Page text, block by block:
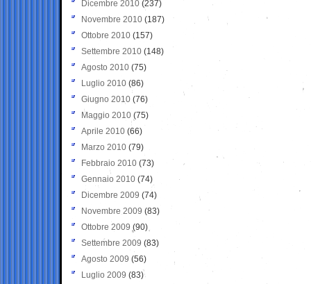
Dicembre 2010 (237)
Novembre 2010 (187)
Ottobre 2010 (157)
Settembre 2010 (148)
Agosto 2010 (75)
Luglio 2010 (86)
Giugno 2010 (76)
Maggio 2010 (75)
Aprile 2010 (66)
Marzo 2010 (79)
Febbraio 2010 (73)
Gennaio 2010 (74)
Dicembre 2009 (74)
Novembre 2009 (83)
Ottobre 2009 (90)
Settembre 2009 (83)
Agosto 2009 (56)
Luglio 2009 (83)